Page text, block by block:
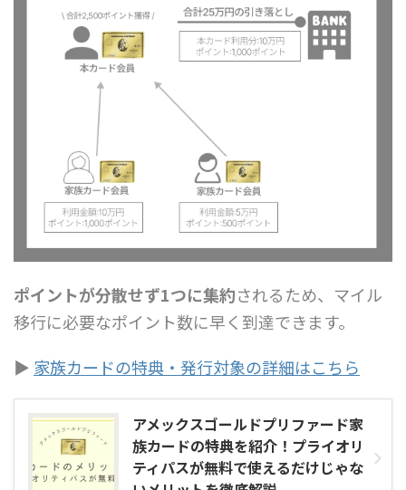
ポイントが分散せず1つに集約されるため、マイル
移行に必要なポイント数に早く到達できます。
▶ 家族カードの特典・発行対象の詳細はこちら
アメックスゴールドプリファード家
族カードの特典を紹介！プライオリ
ティパスが無料で使えるだけじゃな